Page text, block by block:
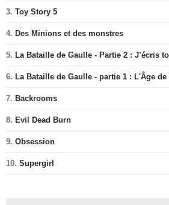
3. Toy Story 5
4. Des Minions et des monstres
5. La Bataille de Gaulle - Partie 2 : J’écris
6. La Bataille de Gaulle - partie 1 : L'Âge de
7. Backrooms
8. Evil Dead Burn
9. Obsession
10. Supergirl